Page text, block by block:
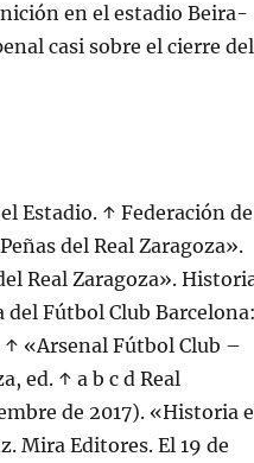
en el estadio Beira-
casi sobre el cierre del
Estadio. ↑ Federación de
del Real Zaragoza».
Real Zaragoza».
Fútbol Club
«Arsenal Fútbol Club –
ed. ↑ a b c d Real
de 2017). «Historia e
Mira Editores. El 19 de